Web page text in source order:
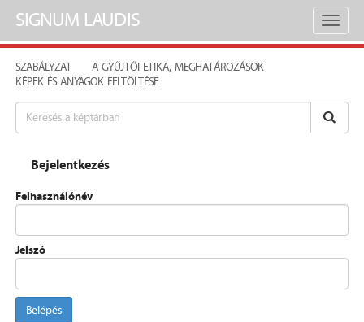
Toggle
SIGNUM LAUDIS
SZABÁLYZAT
A GYŰJTŐI ETIKA, MEGHATÁROZÁSOK
KÉPEK ÉS ANYAGOK FELTÖLTÉSE
Bejelentkezés
Felhasználónév
Jelszó
Belépés